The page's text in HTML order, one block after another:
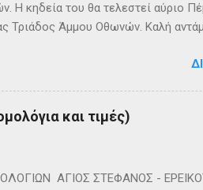
Η κηδεία του θα τελεστεί αύριο
Τριάδος Άμμου Οθωνών. Καλή
και τιμές)
ΑΓΙΟΣ ΣΤΕΦΑΝΟΣ -